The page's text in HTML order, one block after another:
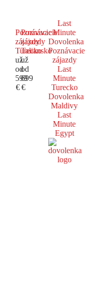
Poznávacie
zájazdy
Turecko
už
od
599
€
Poznávacie
zájazdy
Taliansko
už
od
699
€
Last
Minute
Dovolenka
Poznávacie
zájazdy
Last
Minute
Turecko
Dovolenka
Maldivy
Last
Minute
Egypt